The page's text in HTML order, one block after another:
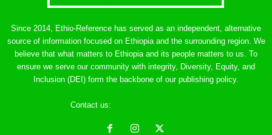
Since 2014, Ethio-Reference has served as an independent, alternative
source of information focused on Ethiopia and the surrounding region. We
believe that what matters to Ethiopia and its people matters to us. To
ensure we serve our community with integrity, Diversity, Equity, and
Inclusion (DEI) form the backbone of our publishing policy.
Contact us: